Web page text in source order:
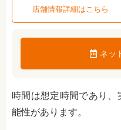
店舗情報詳細はこちら
ネッ
時間は想定時間であり
能性があります。